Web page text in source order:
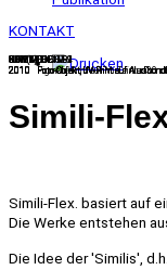
KONTAKT
KOMM.HEIM.2
2010 Foto-Objekt, UV-Print auf
KOMM.HEIM.4
2010 Foto-Objekt, UV-Print auf
KOMM.HEIM.1
2010 Foto-Objekt, UV-Print auf
SIMILI-Flex. ...
2010 Foto-Objekt, UV-Print auf
GEH(T)DOCH.9
2010 Foto-Objekt, UV-Print auf
GEH(T)DOCH.8
2010 Foto-Objekt, UV-Print auf
SUPER-FLEX.7
2010 Foto-Objekt, UV-Print auf
SUPER-FLEX.1-9
2010 Pigment-Print auf Mi-Teintes30 x
Simili-
Simili-Flex. basiert auf
Die Werke entstehen
Die Idee der 'Similis',